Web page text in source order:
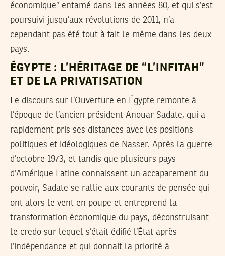
économique’’ entamé dans les années 80, et qui s’est
poursuivi jusqu’aux révolutions de 2011, n’a
cependant pas été tout à fait le même dans les deux
pays.
ÉGYPTE : L’HÉRITAGE DE “L’INFITAH”
ET DE LA PRIVATISATION
Le discours sur l’Ouverture en Égypte remonte à
l’époque de l’ancien président Anouar Sadate, qui a
rapidement pris ses distances avec les positions
politiques et idéologiques de Nasser. Après la guerre
d’octobre 1973, et tandis que plusieurs pays
d’Amérique Latine connaissent un accaparement du
pouvoir, Sadate se rallie aux courants de pensée qui
ont alors le vent en poupe et entreprend la
transformation économique du pays, déconstruisant
le credo sur lequel s’était édifié l’État après
l’indépendance et qui donnait la priorité à